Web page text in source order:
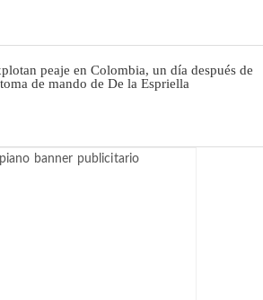
peaje en Colombia, un día después de
de mando de De la Espriella